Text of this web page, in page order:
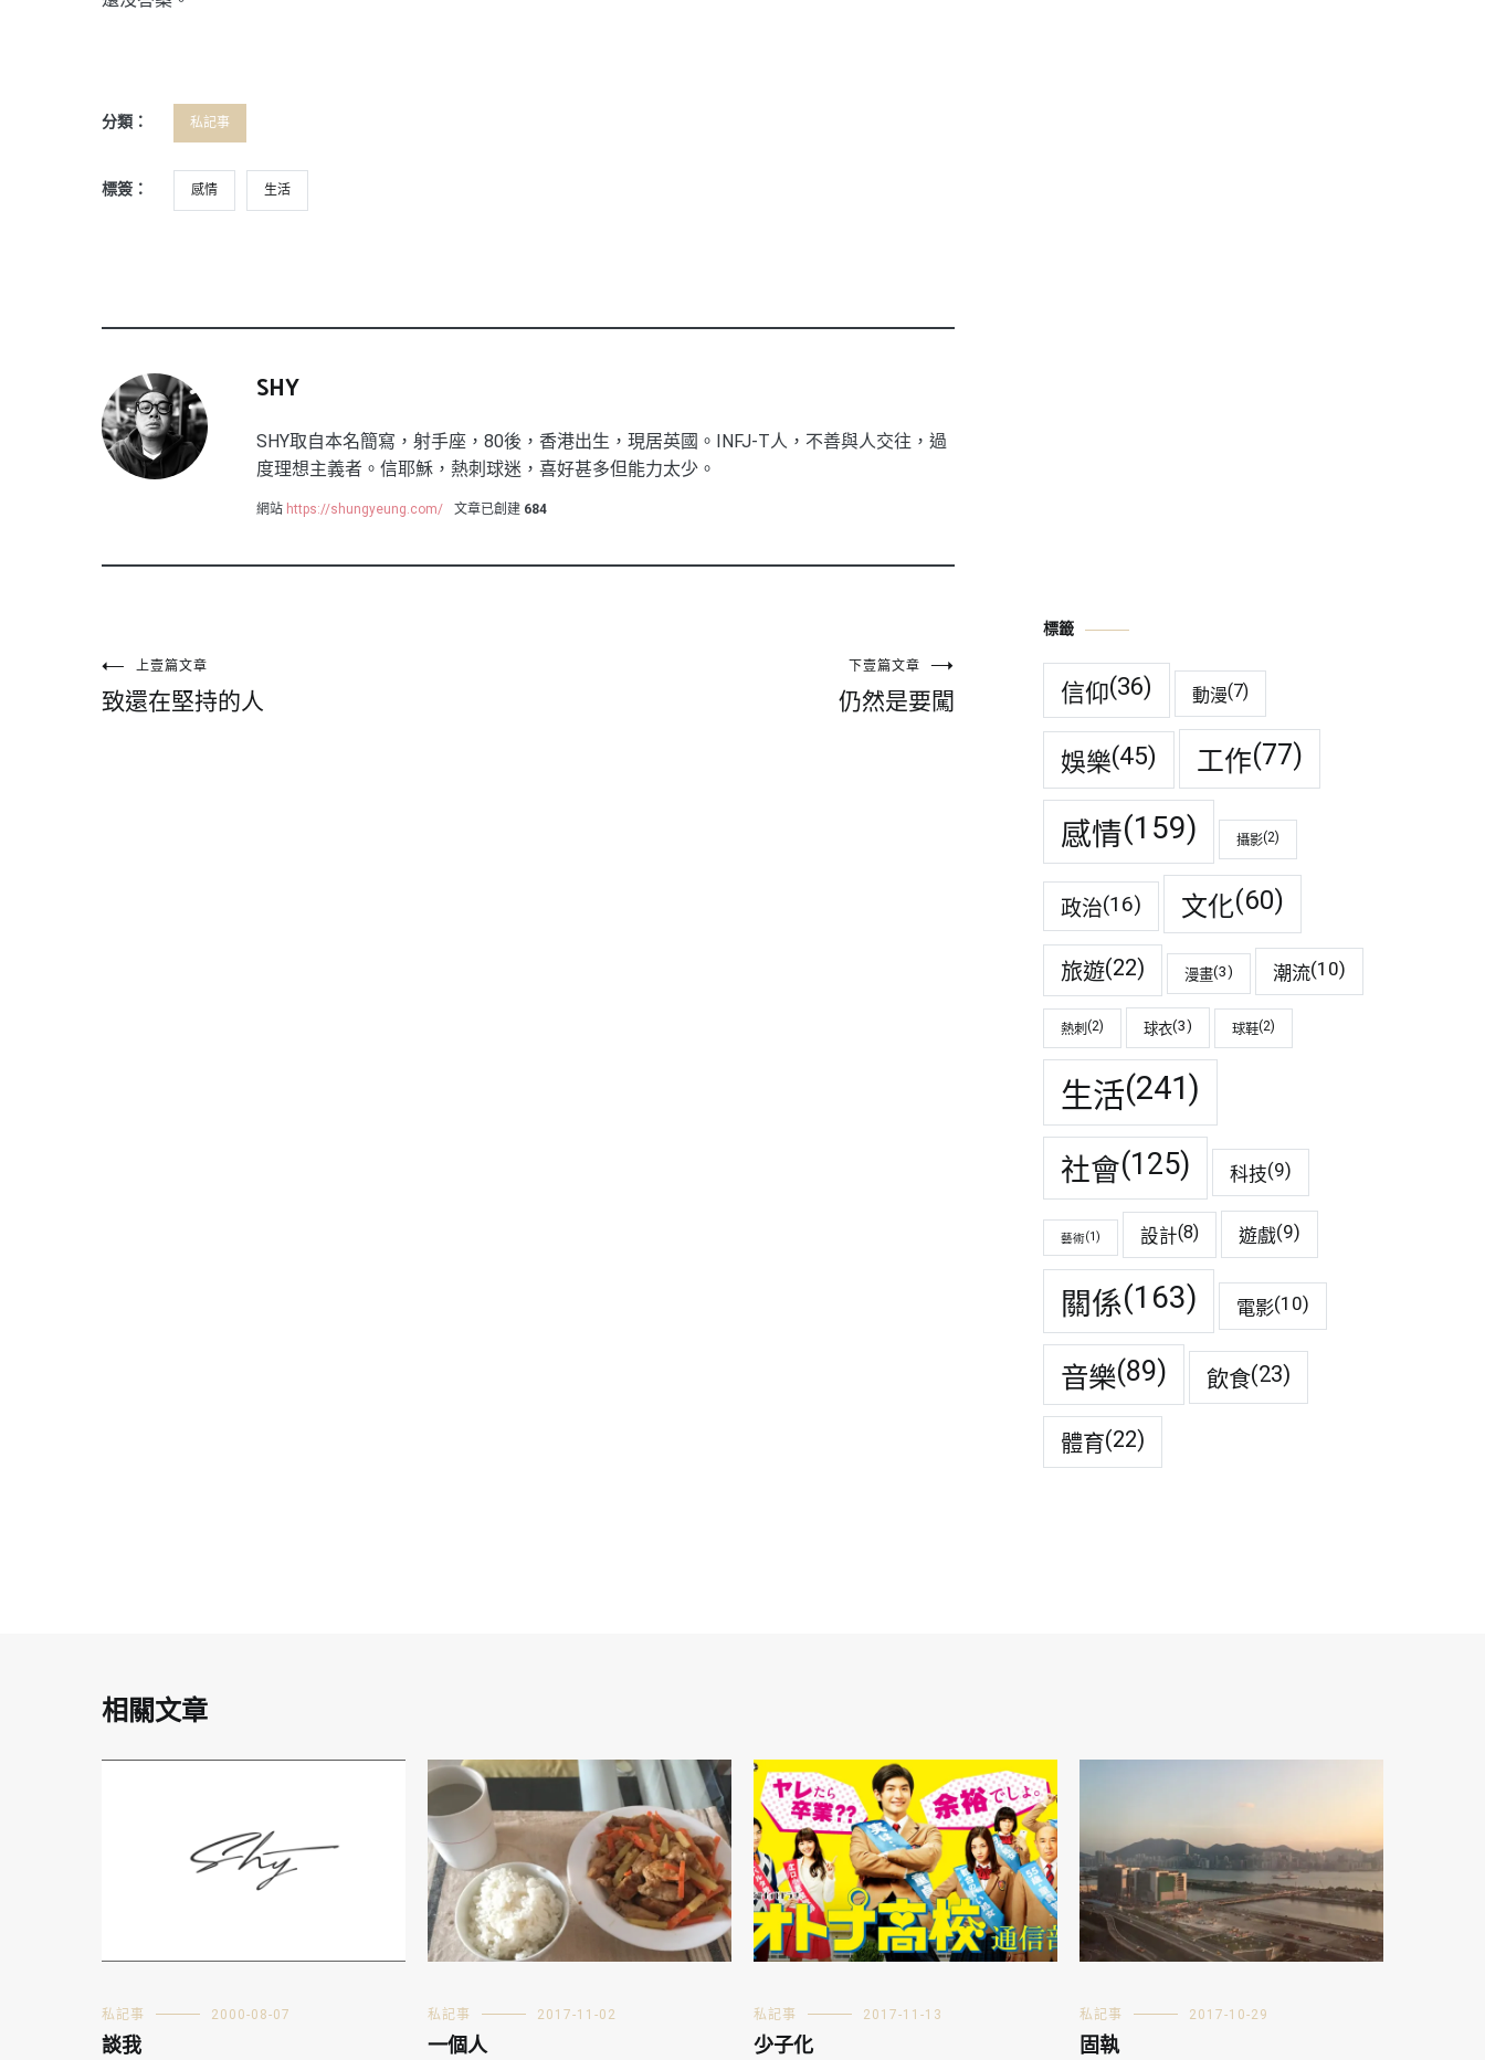
分類： 私記事
標簽： 感情 生活
SHY
SHY取自本名簡寫，射手座，80後，香港出生，現居英國。INFJ-T人，不善與人交往，過
度理想主義者。信耶穌，熱刺球迷，喜好甚多但能力太少。
網站 https://shungyeung.com/ 文章已創建 684
文上壹篇文章
致還在堅持的人
下壹篇文章
仍然是要闖
標籤
信仰(36) 動漫(7)
娛樂(45) 工作(77)
感情(159) 攝影(2)
政治(16) 文化(60)
旅遊(22) 漫畫(3) 潮流(10)
熱刺 (2) 球衣(3) 球鞋(2)
生活(241)
社會(125) 科技(9)
藝術(1) 設計(8) 遊戲(9)
關係(163) 電影(10)
音樂(89) 飲食(23)
體育(22)
相關文章
私記事 2000-08-07
談我
私記事 2017-11-02
一個人
私記事 2017-11-13
少子化
私記事 2017-10-29
固執